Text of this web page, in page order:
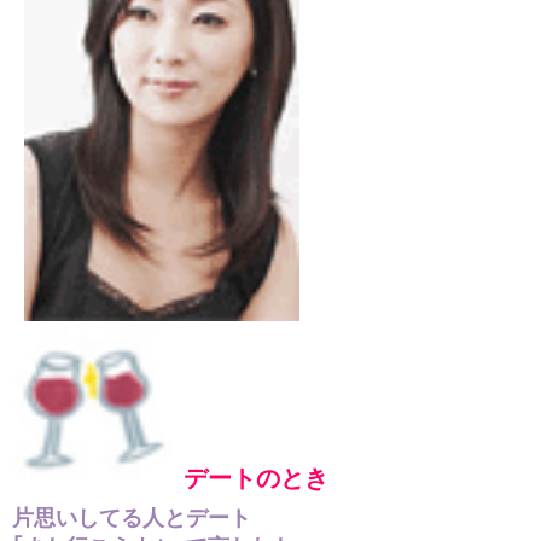
デートのとき
片思いしてる人とデート